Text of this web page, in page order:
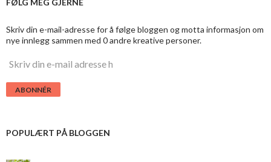
FØLG MEG GJERNE
Skriv din e-mail-adresse for å følge bloggen og motta informasjon om
nye innlegg sammen med 0 andre kreative personer.
S
r
i
n
-
POPULÆRT PÅ BLOGGEN